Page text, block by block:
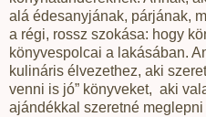
alá édesanyjának, párjának,
a régi, rossz szokása: hogy
könyvespolcai a lakásában.
kulináris élvezethez, aki
venni is jó” könyveket, aki
ajándékkal szeretné